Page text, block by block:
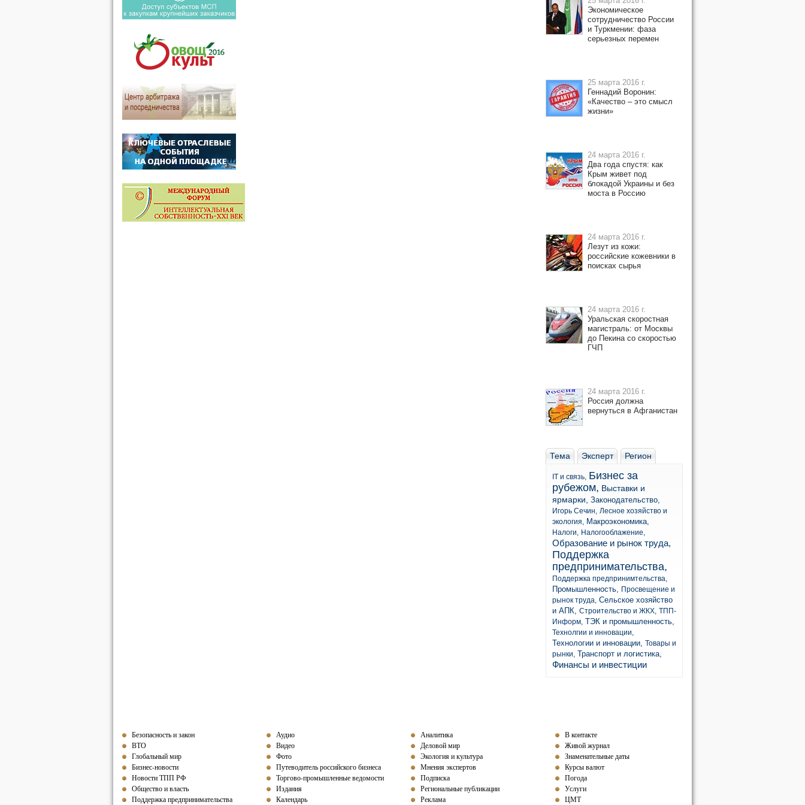
Экономическое
сотрудничество России
и Туркмении: фаза
серьезных перемен
25 марта 2016 г.
Геннадий Воронин:
«Качество – это смысл
жизни»
24 марта 2016 г.
Два года спустя: как
Крым живет под
блокадой Украины и без
моста в Россию
24 марта 2016 г.
Лезут из кожи:
российские кожевники в
поисках сырья
24 марта 2016 г.
Уральская скоростная
магистраль: от Москвы
до Пекина со скоростью
ГЧП
24 марта 2016 г.
Россия должна
вернуться в Афганистан
Тема Эксперт Регион
IT и связь, Бизнес за
рубежом, Выставки и
ярмарки, Законодательство,
Игорь Сечин, Лесное хозяйство и
экология, Макроэкономика,
Налоги, Налогооблажение,
Образование и рынок труда,
Поддержка
предпринимательства,
Поддержка предпринимтельства,
Промышленность, Просвещение и
рынок труда, Сельское хозяйство
и АПК, Строительство и ЖКХ, ТПП-
Информ, ТЭК и промышленность,
Технолгии и инновации,
Технологии и инновации, Товары и
рынки, Транспорт и логистика,
Финансы и инвестиции
Безопасность и закон
ВТО
Глобальный мир
Бизнес-новости
Новости ТПП РФ
Общество и власть
Поддержка предпринимательства
Аудио
Видео
Фото
Путеводитель российского бизнеса
Торгово-промышленные ведомости
Издания
Календарь
Аналитика
Деловой мир
Экология и культура
Мнения экспертов
Подписка
Региональные публикации
Реклама
В контакте
Живой журнал
Знаменательные даты
Курсы валют
Погода
Услуги
ЦМТ